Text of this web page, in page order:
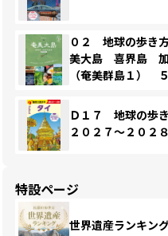
０２ 地球の歩
美大島 喜界島 加
（奄美群島１）
Ｄ１７ 地球の歩
２０２７～２０２８
特設ページ
世界遺産ランキン